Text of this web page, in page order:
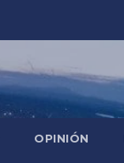
OPINIÓN